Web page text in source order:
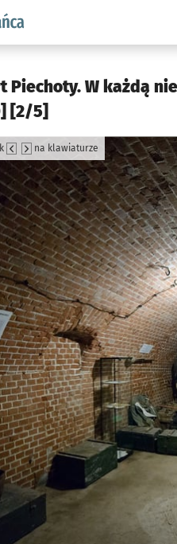
podserwis: Dla mieszkańca
Piechoty. W każdą
[2/5]
na klawiaturze